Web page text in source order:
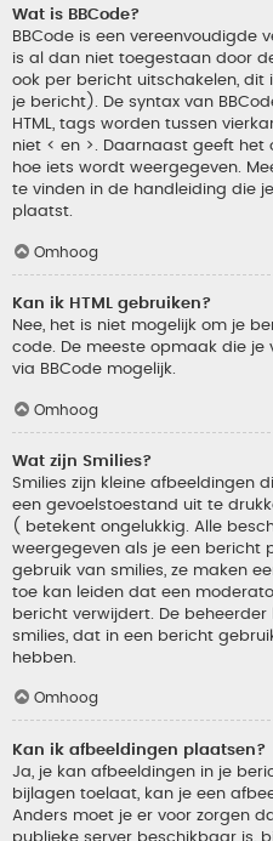
Wat is BBCode?
BBCode is een vereenvoudigde
is al dan niet toegestaan door
ook per bericht uitschakelen,
je bericht). De syntax van
HTML, tags worden tussen
niet < en >. Daarnaast geeft het
hoe iets wordt weergegeven.
te vinden in de handleiding die
plaatst.
Omhoog
Kan ik HTML gebruiken?
Nee, het is niet mogelijk om je
code. De meeste opmaak die je
via BBCode mogelijk.
Omhoog
Wat zijn Smilies?
Smilies zijn kleine afbeeldingen
een gevoelstoestand uit te
( betekent ongelukkig. Alle
weergegeven als je een bericht
gebruik van smilies, ze maken
toe kan leiden dat een
bericht verwijdert. De
smilies, dat in een bericht
hebben.
Omhoog
Kan ik afbeeldingen plaatsen?
Ja, je kan afbeeldingen in je
bijlagen toelaat, kan je een
Anders moet je er voor zorgen
publieke server beschikbaar is,